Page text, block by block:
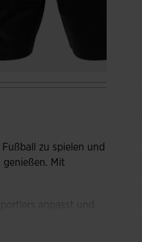
zu spielen und
Mit
anpasst und
Mit kleinen
zu optimieren.